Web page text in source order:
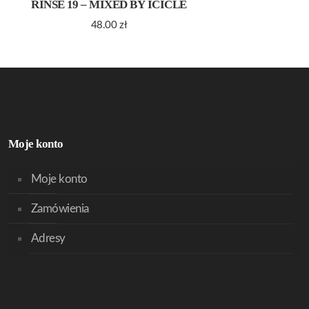
RINSE 19 – MIXED BY ICICLE
48.00zł
Moje konto
Moje konto
Zamówienia
Adresy